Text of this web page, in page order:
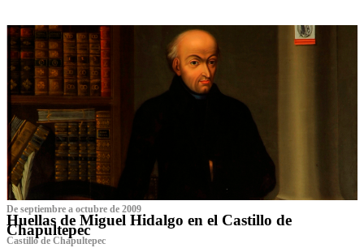
De septiembre a octubre de 2009
Huellas de Miguel Hidalgo en el Castillo de
Chapultepec
Castillo de Chapultepec